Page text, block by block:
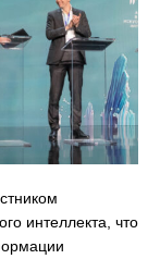
интеллекта, что